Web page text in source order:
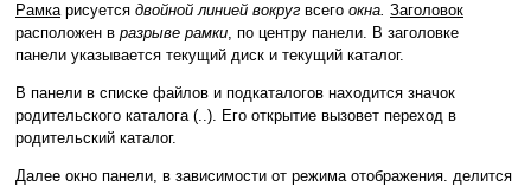
Рамкарисуется двойной линией вокруг всего окна. Заголовок
расположен в разрыве рамки, по центру панели. В заголовке
панели указывается текущий диск и текущий каталог.
В панели в списке файлов и подкаталогов находится значок
родительского каталога (..). Его открытие вызовет переход в
родительский каталог.
Далее окно панели, в зависимости от режима отображения. делится